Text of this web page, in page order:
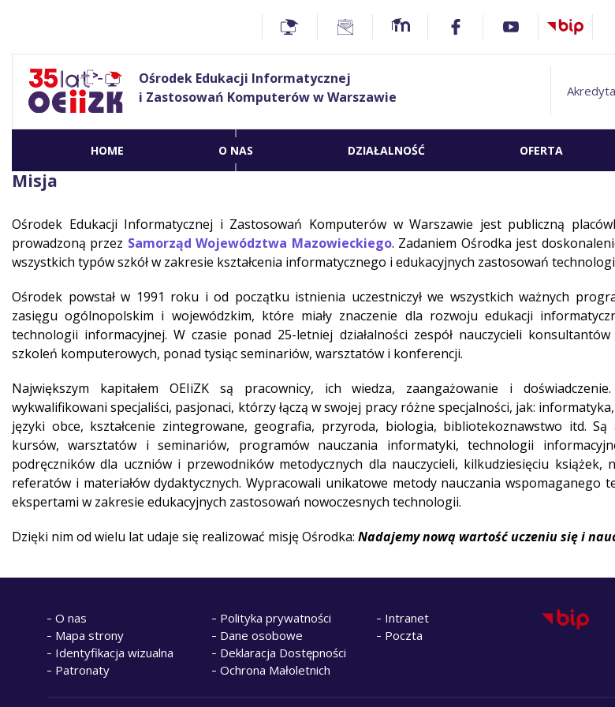
Ośrodek Edukacji Informatycznej
i Zastosowań Komputerów w Warszawie
HOME O NAS DZIAŁALNOŚĆ OFERTA
Misja
Ośrodek Edukacji Informatycznej i Zastosowań Komputerów w Warszawie jest publiczną
prowadzoną przez Samorząd Województwa Mazowieckiego. Zadaniem Ośrodka jest
wszystkich typów szkół w zakresie kształcenia informatycznego i edukacyjnych zastosowań
Ośrodek powstał w 1991 roku i od początku istnienia uczestniczył we wszystkich ważnych
zasięgu ogólnopolskim i wojewódzkim, które miały znaczenie dla rozwoju edukacji
technologii informacyjnej. W czasie ponad 25-letniej działalności zespół nauczycieli
szkoleń komputerowych, ponad tysiąc seminariów, warsztatów i konferencji.
Największym kapitałem OEIiZK są pracownicy, ich wiedza, zaangażowanie i
wykwalifikowani specjaliści, pasjonaci, którzy łączą w swojej pracy różne specjalności, jak:
języki obce, kształcenie zintegrowane, geografia, przyroda, biologia, bibliotekoznawstwo itd.
kursów, warsztatów i seminariów, programów nauczania informatyki, technologii
podręczników dla uczniów i przewodników metodycznych dla nauczycieli, kilkudziesięciu książek,
referatów i materiałów dydaktycznych. Wypracowali unikatowe metody nauczania wspomaganego
ekspertami w zakresie edukacyjnych zastosowań nowoczesnych technologii.
Dzięki nim od wielu lat udaje się realizować misję Ośrodka: Nadajemy nową wartość uczeniu się i
O nas
Mapa strony
Identyfikacja wizualna
Patronaty
Polityka prywatności
Dane osobowe
Deklaracja Dostępności
Ochrona Małoletnich
Intranet
Poczta